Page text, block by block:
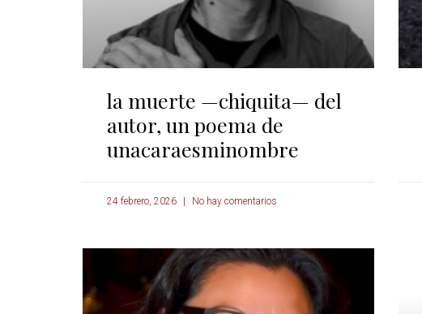
la muerte —chiquita— del
autor, un poema de
unacaraesminombre
24 febrero, 2026 No hay comentarios